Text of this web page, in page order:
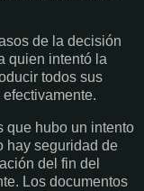
de la decisión
quien intentó la
todos sus
que hubo un intento
hay seguridad de
del fin del
Los documentos